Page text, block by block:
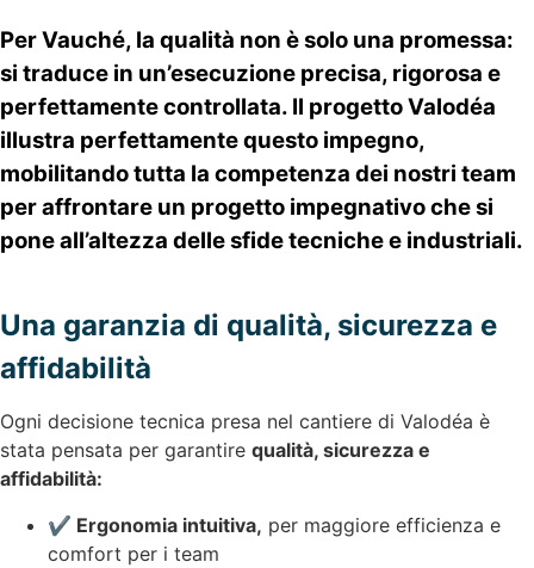
Per Vauché, la qualità non è solo una promessa:
si traduce in un’esecuzione precisa, rigorosa e
perfettamente controllata. Il progetto Valodéa
illustra perfettamente questo impegno,
mobilitando tutta la competenza dei nostri team
per affrontare un progetto impegnativo che si
pone all’altezza delle sfide tecniche e industriali.
Una garanzia di qualità, sicurezza e
affidabilità
Ogni decisione tecnica presa nel cantiere di Valodéa è
stata pensata per garantire qualità, sicurezza e
affidabilità:
✔️ Ergonomia intuitiva, per maggiore efficienza e
comfort per i team